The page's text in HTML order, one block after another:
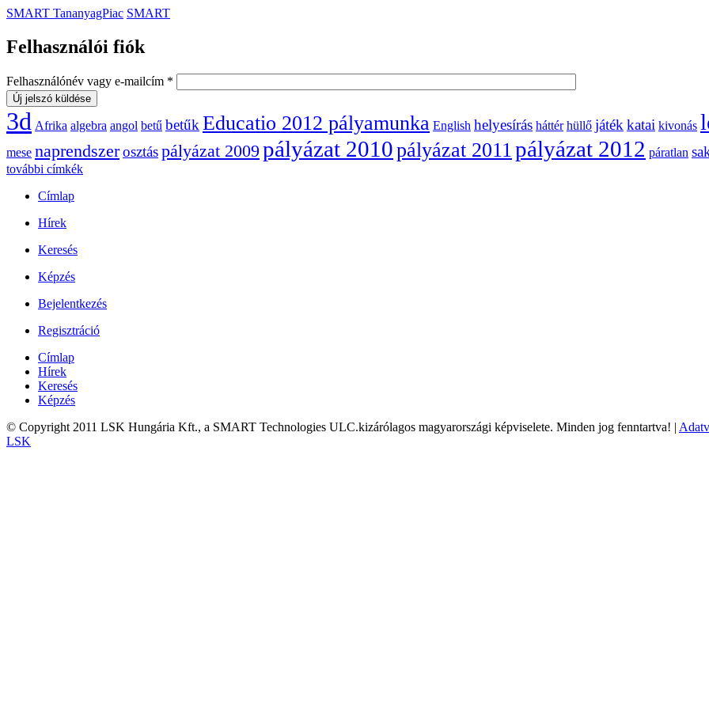
SMART TananyagPiac SMART
Felhasználói fiók
Felhasználónév vagy e-mailcím *
3d Afrika algebra angol betű betűk Educatio 2012 pályamunka English helyesírás háttér hüllő játék katai kivonás
mese naprendszerosztáspályázat 2009 pályázat 2010pályázat 2011pályázat 2012 páratlan
további címkék
Címlap
Hírek
Keresés
Képzés
Bejelentkezés
Regisztráció
Címlap
Hírek
Keresés
Képzés
© Copyright 2011 LSK Hungária Kft., a SMART Technologies ULC.kizárólagos magyarországi képviselete. Minden jog fenntartva! |
LSK